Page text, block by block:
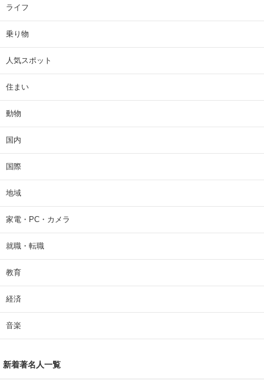
ライフ
乗り物
人気スポット
住まい
動物
国内
国際
地域
家電・PC・カメラ
就職・転職
教育
経済
音楽
新着著名人一覧